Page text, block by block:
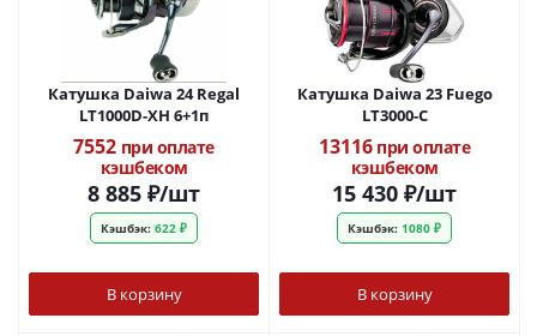
Катушка Daiwa 24 Regal
LT1000D-XH 6+1п
7552 при оплате
кэшбеком
8 885 ₽/шт
Кэшбэк: 622 ₽
В корзину
Катушка Daiwa 23 Fuego
LT3000-С
13116при оплате
кэшбеком
15 430 ₽/шт
Кэшбэк: 1080 ₽
В корзину